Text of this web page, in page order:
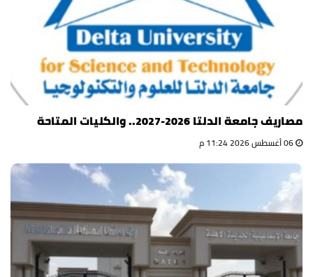
مصاريف جامعة الدلتا 2026-2027.. والكليات المتاحة